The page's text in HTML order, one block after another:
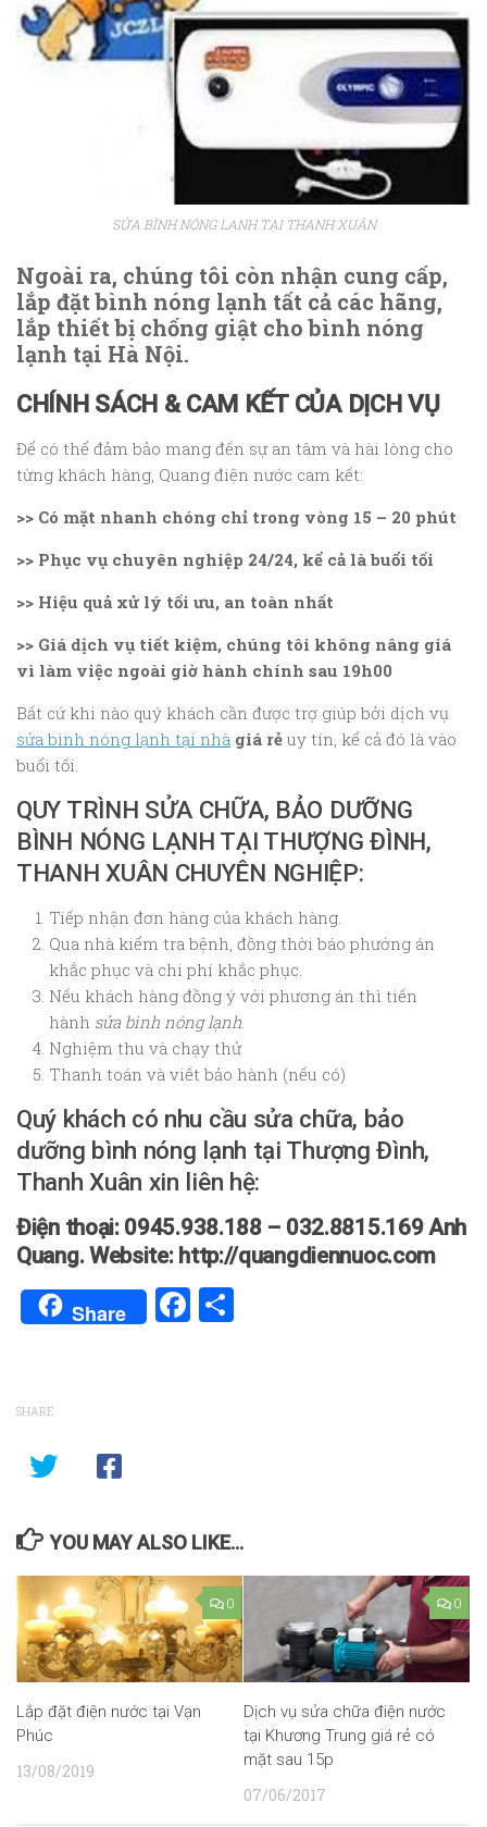
SỬA BÌNH NÓNG LẠNH TẠI THANH XUÂN
Ngoài ra, chúng tôi còn nhận cung cấp,
lắp đặt bình nóng lạnh tất cả các hãng,
lắp thiết bị chống giật cho bình nóng
lạnh tại Hà Nội.
CHÍNH SÁCH & CAM KẾT CỦA DỊCH VỤ
Để có thể đảm bảo mang đến sự an tâm và hài lòng cho
từng khách hàng, Quang điện nước cam kết:
>> Có mặt nhanh chóng chỉ trong vòng 15 – 20 phút
>> Phục vụ chuyên nghiệp 24/24, kể cả là buổi tối
>> Hiệu quả xử lý tối ưu, an toàn nhất
>> Giá dịch vụ tiết kiệm, chúng tôi không nâng giá
vì làm việc ngoài giờ hành chính sau 19h00
Bất cứ khi nào quý khách cần được trợ giúp bởi dịch vụ
sửa bình nóng lạnh tại nhà giá rẻ uy tín, kể cả đó là vào
buổi tối.
QUY TRÌNH SỬA CHỮA, BẢO DƯỠNG
BÌNH NÓNG LẠNH TẠI THƯỢNG ĐÌNH,
THANH XUÂN CHUYÊN NGHIỆP:
Tiếp nhận đơn hàng của khách hàng.
Qua nhà kiểm tra bệnh, đồng thời báo phướng án
khắc phục và chi phí khắc phục.
Nếu khách hàng đồng ý với phương án thì tiến
hành sửa bình nóng lạnh.
Nghiệm thu và chạy thử
Thanh toán và viết bảo hành (nếu có)
Quý khách có nhu cầu sửa chữa, bảo
dưỡng bình nóng lạnh tại Thượng Đình,
Thanh Xuân xin liên hệ:
Điện thoại: 0945.938.188 – 032.8815.169 Anh
Quang. Website: http://quangdiennuoc.com
Share Facebook
SHARE
YOU MAY ALSO LIKE...
0
Lắp đặt điện nước tại Vạn
Phúc
13/08/2019
0
Dịch vụ sửa chữa điện nước
tại Khương Trung giá rẻ có
mặt sau 15p
07/06/2017